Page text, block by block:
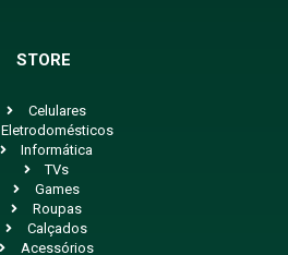
STORE
Celulares
Eletrodomésticos
Informática
TVs
Games
Roupas
Calçados
Acessórios